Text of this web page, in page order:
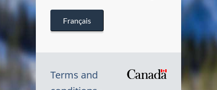
Français
Terms and